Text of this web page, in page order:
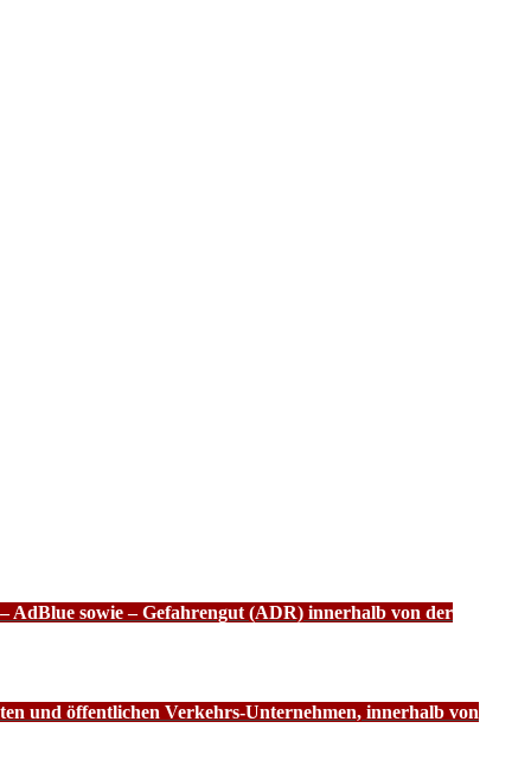
AdBlue sowie – Gefahrengut (ADR) innerhalb von der
und öffentlichen Verkehrs-Unternehmen, innerhalb von